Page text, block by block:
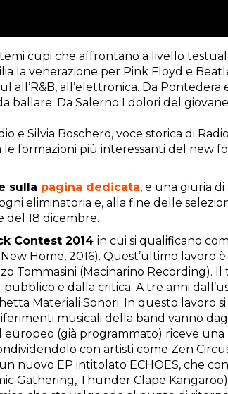
cupi che affrontano a livello
la venerazione per Pink Floyd e
all’R&B, all’elettronica. Da
ballare. Da Salerno I dolori del
e Silvia Boschero, voce storica di
le formazioni più interessanti del new
sulla pagina dedicata, e una giuria
eliminatoria e, alla fine delle
del 18 dicembre.
Contest 2014 in cui si qualificano
Home, 2016). Quest’ultimo
Tommasini (Macinarino Recording).
e dalla critica. A tre anni
Materiali Sonori. In questo lavoro
musicali della band vanno
(già programmato) riceve
con artisti come Zen
nuovo EP intitolato ECHOES, che
Gathering, Thunder Clape